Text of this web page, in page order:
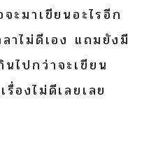
ะมาเขียนอะไรอีก
าไม่ดีเอง แถมยังมี
ไปกว่าจะเขียน
องไม่ดีเลยเลย